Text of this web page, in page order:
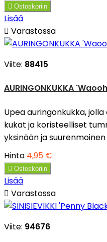
 Ostoskoriin
Lisää
 Varastossa
Viite: 88415
AURINGONKUKKA
Upea auringonkukka,
kukat ja koristeelliset
yksinään ja
Hinta 4,95 €
 Ostoskoriin
Lisää
 Varastossa
Viite: 94676